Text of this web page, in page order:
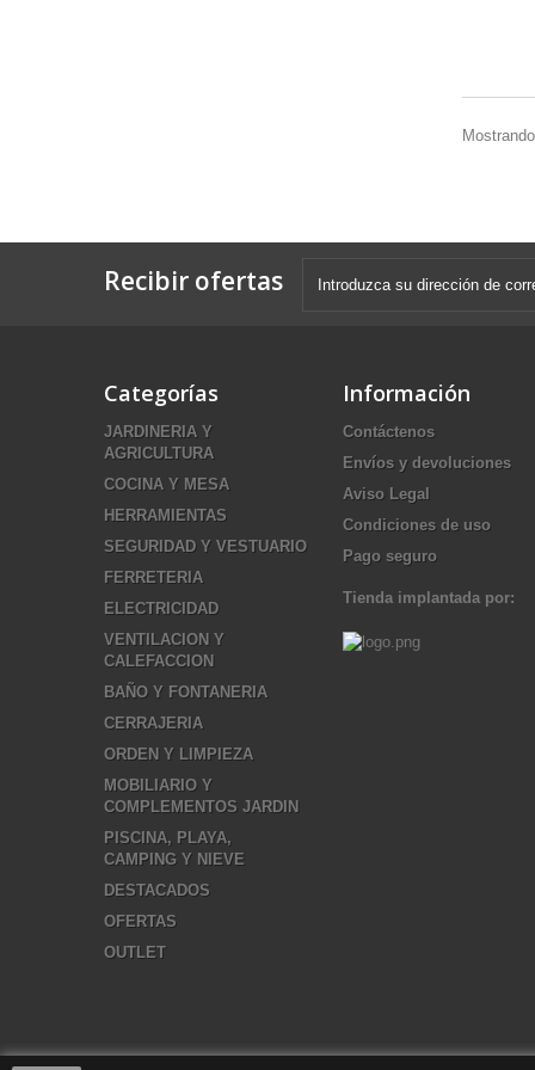
Recibir ofertas
Categorías
JARDINERIA Y
AGRICULTURA
COCINA Y MESA
HERRAMIENTAS
SEGURIDAD Y VESTUARIO
FERRETERIA
ELECTRICIDAD
VENTILACION Y
CALEFACCION
BAÑO Y FONTANERIA
CERRAJERIA
ORDEN Y LIMPIEZA
MOBILIARIO Y
COMPLEMENTOS JARDIN
PISCINA, PLAYA,
CAMPING Y NIEVE
DESTACADOS
OFERTAS
OUTLET
Información
Contáctenos
Envíos y devoluciones
Aviso Legal
Condiciones de uso
Pago seguro
Tienda implantada por: